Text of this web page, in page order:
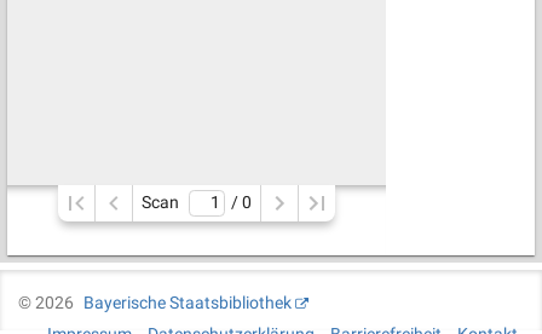
Scan / 0
©2026
Bayerische Staatsbibliothek